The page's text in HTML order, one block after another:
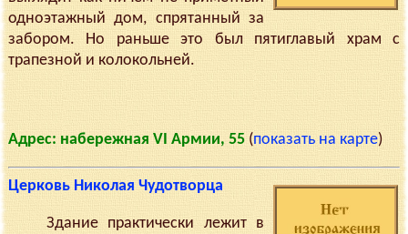
одноэтажный дом, спрятанный за
забором. Но раньше это был пятиглавый храм с
трапезной и колокольней.
Адрес: набережная VI Армии, 55(показать на карте)
Церковь Николая Чудотворца
Здание практически лежит в